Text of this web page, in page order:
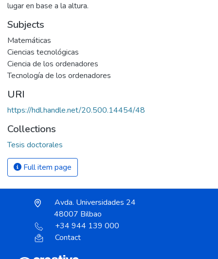
lugar en base a la altura.
Subjects
Matemáticas
Ciencias tecnológicas
Ciencia de los ordenadores
Tecnología de los ordenadores
URI
https://hdl.handle.net/20.500.14454/48
Collections
Tesis doctorales
Full item page
Avda. Universidades 24
48007 Bilbao
+34 944 139 000
Contact